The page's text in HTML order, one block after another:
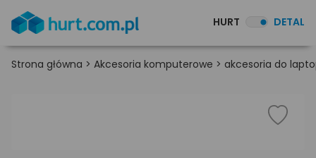
HURT DETAL
Strona główna > Akcesoria komputerowe > akcesoria do